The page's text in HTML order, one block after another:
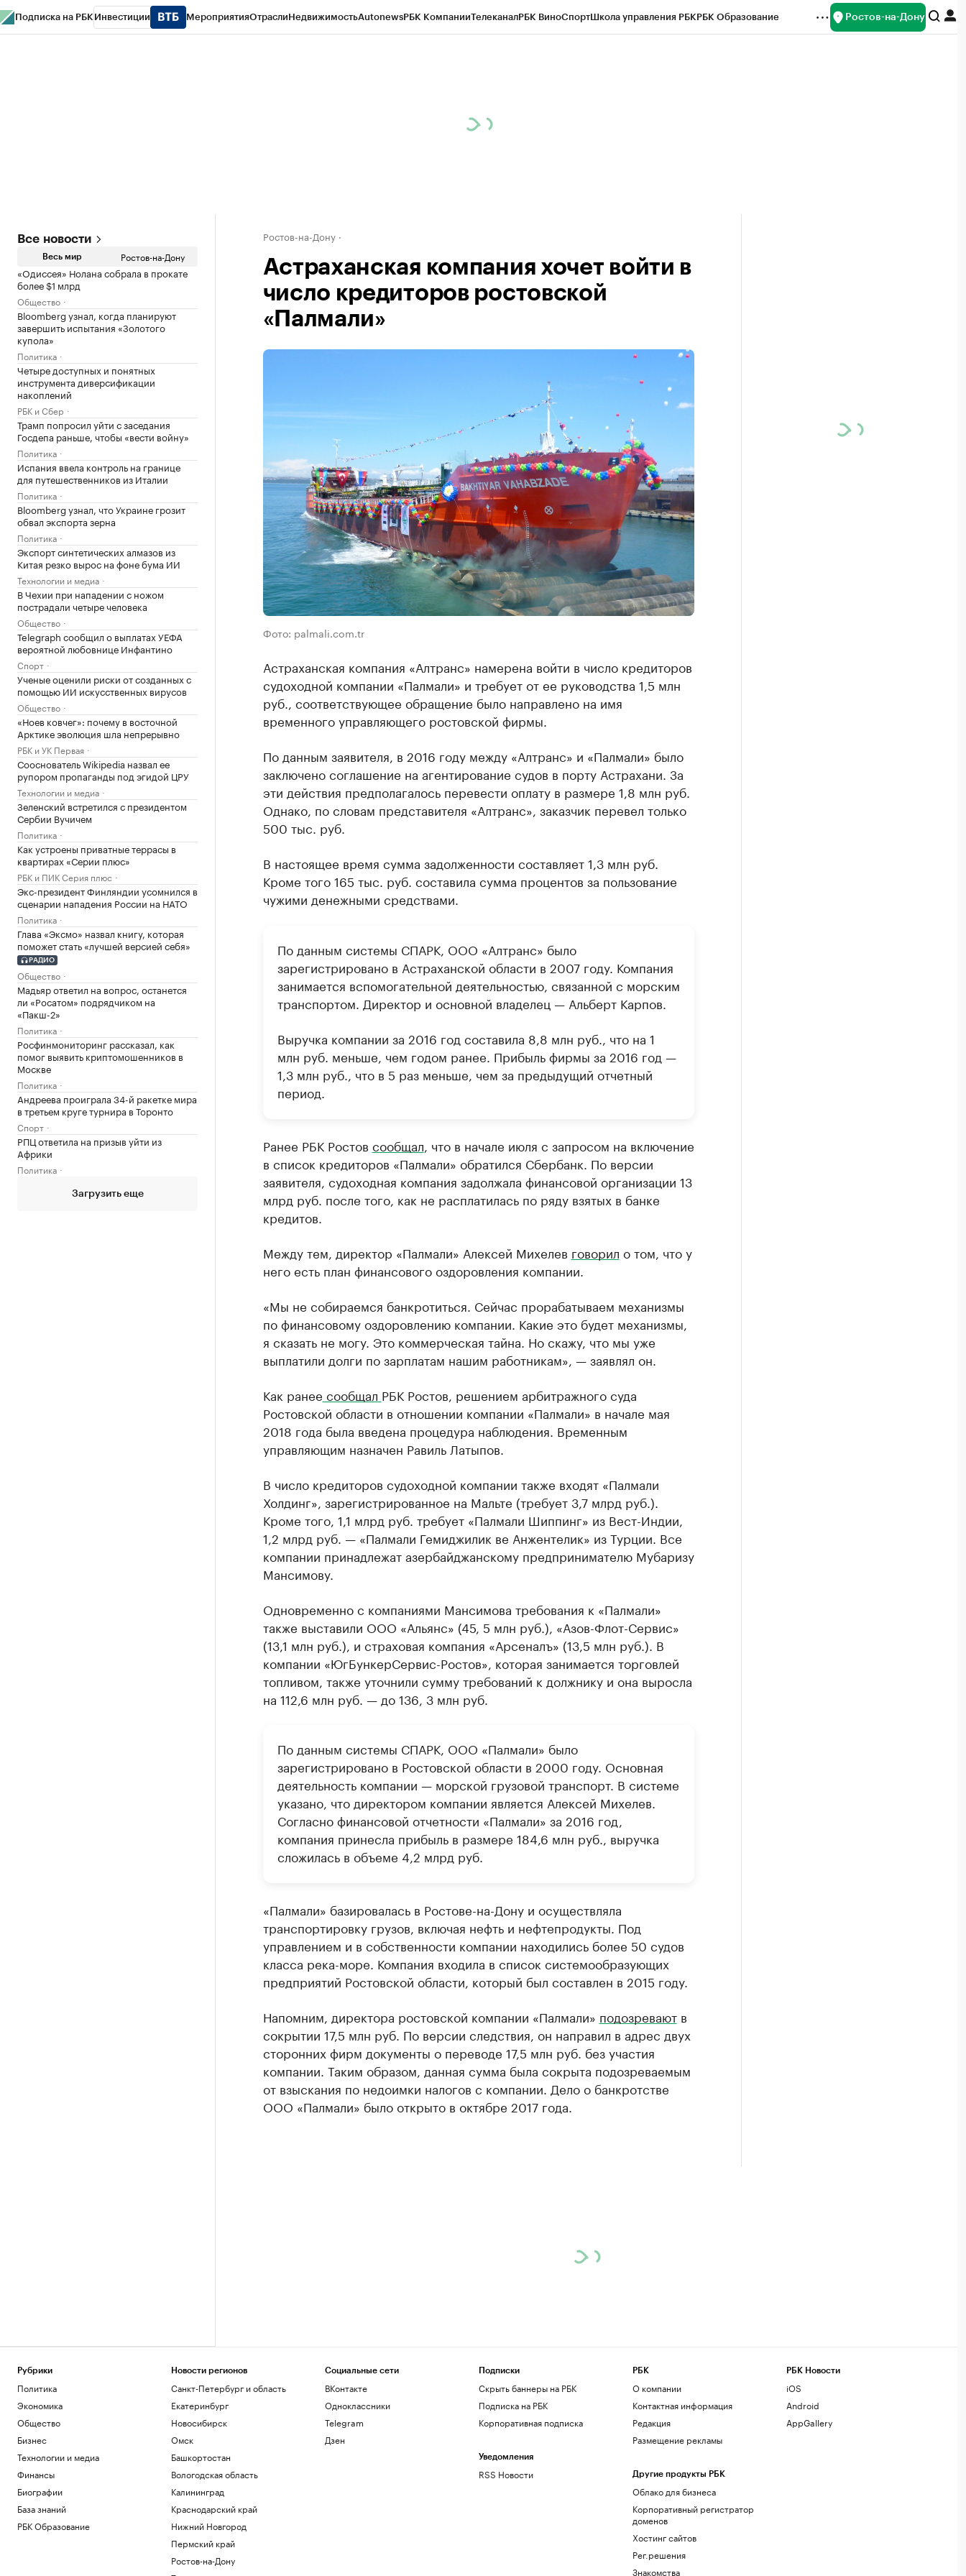
Подписка на РБК Инвестиции МероприятияОтраслиНедвижимостьAutonewsРБК КомпанииТелеканалРБК ВиноСпортШкола управления РБКРБК Образование Ростов-на-Дону
Все новости
Весь мир Ростов-на-Дону
«Одиссея» Нолана собрала в прокате
более $1 млрд
Общество
Bloomberg узнал, когда планируют
завершить испытания «Золотого
купола»
Политика
Четыре доступных и понятных
инструмента диверсификации
накоплений
РБК и Сбер
Трамп попросил уйти с заседания
Госдепа раньше, чтобы «вести войну»
Политика
Испания ввела контроль на границе
для путешественников из Италии
Политика
Bloomberg узнал, что Украине грозит
обвал экспорта зерна
Политика
Экспорт синтетических алмазов из
Китая резко вырос на фоне бума ИИ
Технологии и медиа
В Чехии при нападении с ножом
пострадали четыре человека
Общество
Telegraph сообщил о выплатах УЕФА
вероятной любовнице Инфантино
Спорт
Ученые оценили риски от созданных с
помощью ИИ искусственных вирусов
Общество
«Ноев ковчег»: почему в восточной
Арктике эволюция шла непрерывно
РБК и УК Первая
Сооснователь Wikipedia назвал ее
рупором пропаганды под эгидой ЦРУ
Технологии и медиа
Зеленский встретился с президентом
Сербии Вучичем
Политика
Как устроены приватные террасы в
квартирах «Серии плюс»
РБК и ПИК Серия плюс
Экс-президент Финляндии усомнился в
сценарии нападения России на НАТО
Политика
Глава «Эксмо» назвал книгу, которая
поможет стать «лучшей версией себя»
РАДИО
Общество
Мадьяр ответил на вопрос, останется
ли «Росатом» подрядчиком на
«Пакш-2»
Политика
Росфинмониторинг рассказал, как
помог выявить криптомошенников в
Москве
Политика
Андреева проиграла 34-й ракетке мира
в третьем круге турнира в Торонто
Спорт
РПЦ ответила на призыв уйти из
Африки
Политика
Загрузить еще
Ростов-на-Дону
Астраханская компания хочет войти в
число кредиторов ростовской
«Палмали»
Фото: palmali.com.tr
Астраханская компания «Алтранс» намерена войти в число кредиторов
судоходной компании «Палмали» и требует от ее руководства 1,5 млн
руб., соответствующее обращение было направлено на имя
временного управляющего ростовской фирмы.
По данным заявителя, в 2016 году между «Алтранс» и «Палмали» было
заключено соглашение на агентирование судов в порту Астрахани. За
эти действия предполагалось перевести оплату в размере 1,8 млн руб.
Однако, по словам представителя «Алтранс», заказчик перевел только
500 тыс. руб.
В настоящее время сумма задолженности составляет 1,3 млн руб.
Кроме того 165 тыс. руб. составила сумма процентов за пользование
чужими денежными средствами.
По данным системы СПАРК, ООО «Алтранс» было
зарегистрировано в Астраханской области в 2007 году. Компания
занимается вспомогательной деятельностью, связанной с морским
транспортом. Директор и основной владелец — Альберт Карпов.
Выручка компании за 2016 год составила 8,8 млн руб., что на 1
млн руб. меньше, чем годом ранее. Прибыль фирмы за 2016 год —
1,3 млн руб., что в 5 раз меньше, чем за предыдущий отчетный
период.
Ранее РБК Ростов сообщал , что в начале июля с запросом на включение
в список кредиторов «Палмали» обратился Сбербанк. По версии
заявителя, судоходная компания задолжала финансовой организации 13
млрд руб. после того, как не расплатилась по ряду взятых в банке
кредитов.
Между тем, директор «Палмали» Алексей Михелев говорил о том, что у
него есть план финансового оздоровления компании.
«Мы не собираемся банкротиться. Сейчас прорабатываем механизмы
по финансовому оздоровлению компании. Какие это будет механизмы,
я сказать не могу. Это коммерческая тайна. Но скажу, что мы уже
выплатили долги по зарплатам нашим работникам», — заявлял он.
Как ранее сообщал РБК Ростов, решением арбитражного суда
Ростовской области в отношении компании «Палмали» в начале мая
2018 года была введена процедура наблюдения. Временным
управляющим назначен Равиль Латыпов.
В число кредиторов судоходной компании также входят «Палмали
Холдинг», зарегистрированное на Мальте (требует 3,7 млрд руб.).
Кроме того, 1,1 млрд руб. требует «Палмали Шиппинг» из Вест-Индии,
1,2 млрд руб. — «Палмали Гемиджилик ве Анжентелик» из Турции. Все
компании принадлежат азербайджанскому предпринимателю Мубаризу
Мансимову.
Одновременно с компаниями Мансимова требования к «Палмали»
также выставили ООО «Альянс» (45, 5 млн руб.), «Азов-Флот-Сервис»
(13,1 млн руб.), и страховая компания «Арсеналъ» (13,5 млн руб.). В
компании «ЮгБункерСервис-Ростов», которая занимается торговлей
топливом, также уточнили сумму требований к должнику и она выросла
на 112,6 млн руб. — до 136, 3 млн руб.
По данным системы СПАРК, ООО «Палмали» было
зарегистрировано в Ростовской области в 2000 году. Основная
деятельность компании — морской грузовой транспорт. В системе
указано, что директором компании является Алексей Михелев.
Согласно финансовой отчетности «Палмали» за 2016 год,
компания принесла прибыль в размере 184,6 млн руб., выручка
сложилась в объеме 4,2 млрд руб.
«Палмали» базировалась в Ростове-на-Дону и осуществляла
транспортировку грузов, включая нефть и нефтепродукты. Под
управлением и в собственности компании находились более 50 судов
класса река-море. Компания входила в список системообразующих
предприятий Ростовской области, который был составлен в 2015 году.
Напомним, директора ростовской компании «Палмали» подозреваютв
сокрытии 17,5 млн руб. По версии следствия, он направил в адрес двух
сторонних фирм документы о переводе 17,5 млн руб. без участия
компании. Таким образом, данная сумма была сокрыта подозреваемым
от взыскания по недоимки налогов с компании. Дело о банкротстве
ООО «Палмали» было открыто в октябре 2017 года.
Рубрики
Политика
Экономика
Общество
Бизнес
Технологии и медиа
Финансы
Биографии
База знаний
РБК Образование
Новости регионов
Санкт-Петербург и область
Екатеринбург
Новосибирск
Омск
Башкортостан
Вологодская область
Калининград
Краснодарский край
Нижний Новгород
Пермский край
Ростов-на-Дону
Социальные сети
ВКонтакте
Одноклассники
Telegram
Дзен
Подписки
Скрыть баннеры на РБК
Подписка на РБК
Корпоративная подписка
Уведомления
RSS Новости
РБК
О компании
Контактная информация
Редакция
Размещение рекламы
Другие продукты РБК
Облако для бизнеса
Корпоративный регистратор
доменов
Хостинг сайтов
Рег.решения
Знакомства
РБК Новости
iOS
Android
AppGallery